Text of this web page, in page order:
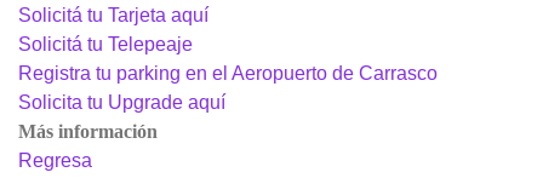
Solicitá tu Tarjeta aquí
Solicitá tu Telepeaje
Registra tu parking en el Aeropuerto de Carrasco
Solicita tu Upgrade aquí
Más información
Regresa